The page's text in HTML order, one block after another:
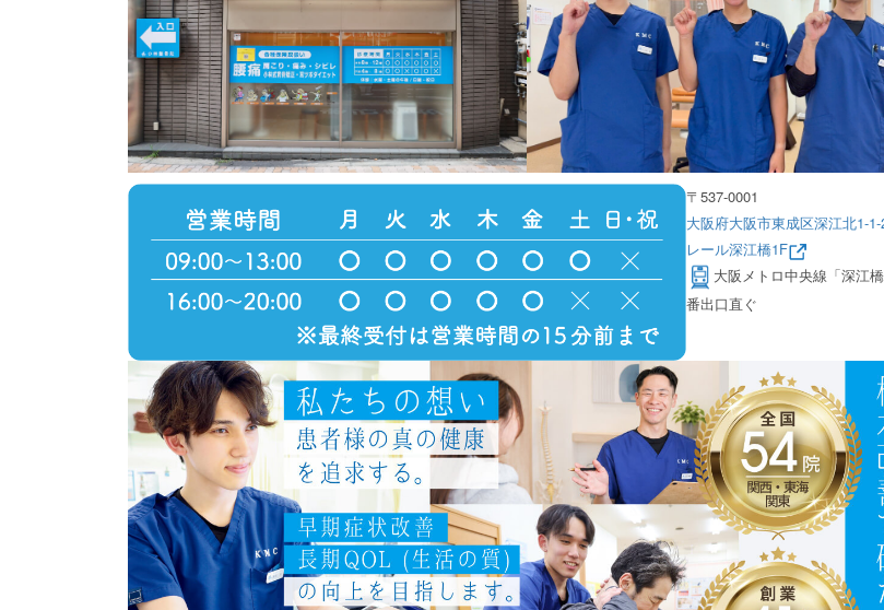
〒537-0001
大阪府大阪市東成区深江北1-1-
レール深江橋1F
大阪メトロ中央線「深江
番出口直ぐ